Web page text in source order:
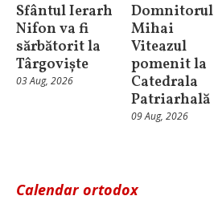
Sfântul Ierarh
Nifon va fi
sărbătorit la
Târgoviște
03 Aug, 2026
Domnitorul
Mihai
Viteazul
pomenit la
Catedrala
Patriarhală
09 Aug, 2026
Calendar ortodox